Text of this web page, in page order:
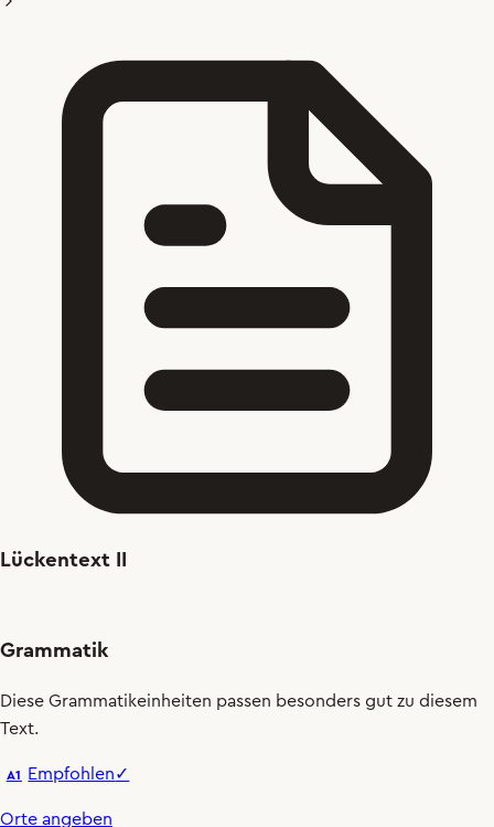
Lückentext II
Grammatik
Diese Grammatikeinheiten passen besonders gut zu diesem
Text.
A1 Empfohlen✓
Orte angeben